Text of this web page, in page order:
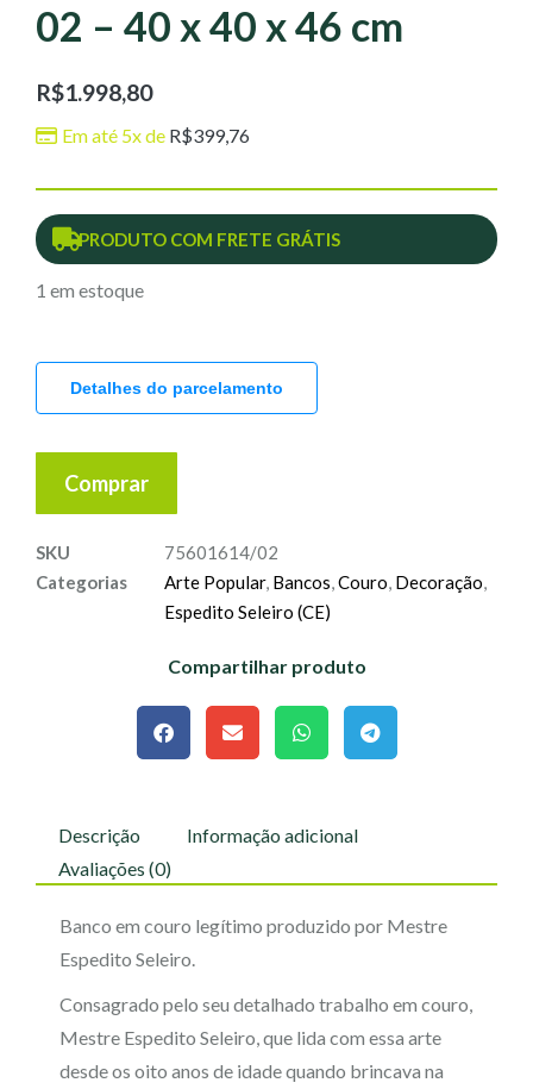
02 – 40 x 40 x 46 cm
R$1.998,80
Em até 5x de R$399,76
PRODUTO COM FRETE GRÁTIS
1 em estoque
Detalhes do parcelamento
Comprar
SKU
75601614/02
Categorias
Arte Popular, Bancos,Couro, Decoração,
Espedito Seleiro (CE)
Compartilhar produto
Descrição
Informação adicional
Avaliações (0)
Banco em couro legítimo produzido por Mestre
Espedito Seleiro.
Consagrado pelo seu detalhado trabalho em couro,
Mestre Espedito Seleiro, que lida com essa arte
desde os oito anos de idade quando brincava na